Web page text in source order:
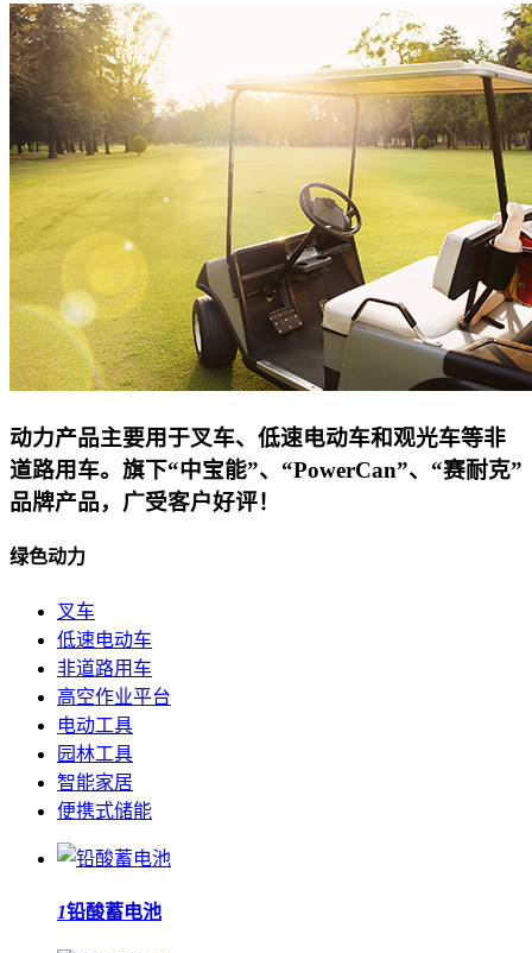
动力产品主要用于叉车、低速电动车和观光车等非
道路用车。旗下“中宝能”、“PowerCan”、“赛耐克”
品牌产品，广受客户好评！
绿色动力
叉车
低速电动车
非道路用车
高空作业平台
电动工具
园林工具
智能家居
便携式储能
1铅酸蓄电池